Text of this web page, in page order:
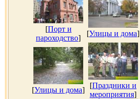
[Порт и
пароходство]
[Улицы и дома]
[Улицы и дома]
[Праздники и
мероприятия]